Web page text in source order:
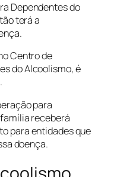
Dependentes do
terá a
Centro de
do Alcoolismo, é
para
receberá
para entidades que
doença.